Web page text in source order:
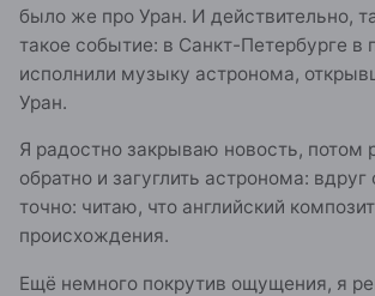
было же про Уран. И действительно,
такое событие: в Санкт-Петербурге в
исполнили музыку астронома,
Уран.
Я радостно закрываю новость, потом
обратно и загуглить астронома:
точно: читаю, что английский
происхождения.
Ещё немного покрутив ощущения, я